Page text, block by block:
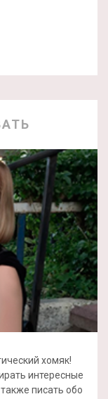
хомяк!
интересные
писать обо